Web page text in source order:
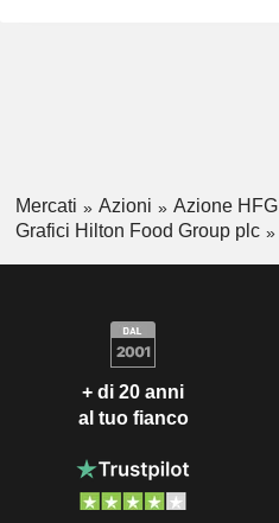
Mercati Azioni
Azione HFG
Grafici Hilton Food Group plc
+ di 20 anni
al tuo fianco